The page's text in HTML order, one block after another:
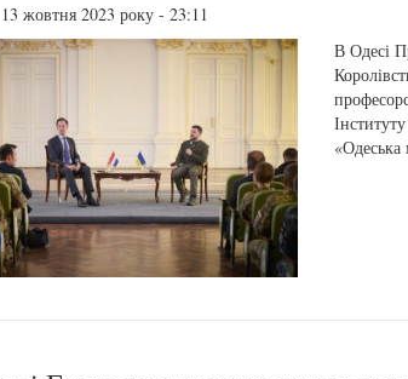
13 жовтня 2023 року - 23:11
В Одесі
«Одеська